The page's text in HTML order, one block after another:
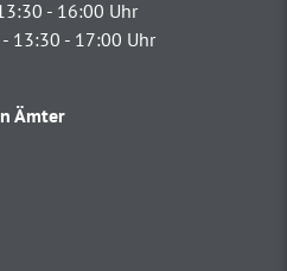
- 16:00 Uhr
13:30 - 17:00 Uhr
Ämter